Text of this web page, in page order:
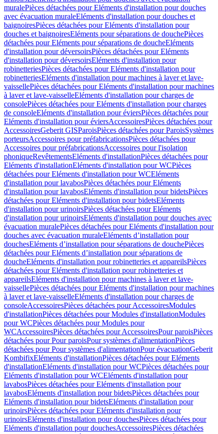
muralePièces détachées pour Eléments d'installation pour douches
avec évacuation muraleEléments d'installation pour douches et
baignoiresPièces détachées pour Eléments d'installation pour
douches et baignoiresEléments pour séparations de douchePièces
détachées pour Eléments pour séparations de doucheEléments
d'installation pour déversoirsPièces détachées pour Eléments
d'installation pour déversoirsEléments d'installation pour
robinetteriesPièces détachées pour Eléments d'installation pour
robinetteriesEléments d'installation pour machines à laver et lave-
vaissellePièces détachées pour Eléments d'installation pour machines
à laver et lave-vaisselleEléments d'installation pour charges de
consolePièces détachées pour Eléments d'installation pour charges
de consoleEléments d'installation pour éviersPièces détachées pour
Eléments d'installation pour éviersAccessoiresPièces détachées pour
AccessoiresGeberit GISParoisPièces détachées pour ParoisSystèmes
porteursAccessoires pour préfabricationsPièces détachées pour
Accessoires pour préfabricationsAccessoires pour l'isolation
phoniqueRevêtementsEléments d'installationPièces détachées pour
Eléments d'installationEléments d'installation pour WCPièces
détachées pour Eléments d'installation pour WCEléments
d'installation pour lavabosPièces détachées pour Eléments
d'installation pour lavabosEléments d'installation pour bidetsPièces
détachées pour Eléments d'installation pour bidetsEléments
d'installation pour urinoirsPièces détachées pour Eléments
d'installation pour urinoirsEléments d'installation pour douches avec
évacuation muralePièces détachées pour Eléments d'installation pour
douches avec évacuation muraleEléments d’installation pour
douchesEléments d’installation pour séparations de douchePièces
détachées pour Eléments d’installation pour séparations de
doucheEléments d'installation pour robinetteries et appareilsPièces
détachées pour Eléments d'installation pour robinetteries et
appareilsEléments d'installation pour machines à laver et lave-
vaissellePièces détachées pour Eléments d'installation pour machines
à laver et lave-vaisselleEléments d'installation pour charges de
consoleAccessoiresPièces détachées pour AccessoiresModules
d'installationPièces détachées pour Modules d'installationModules
pour WCPièces détachées pour Modules pour
WCAccessoiresPièces détachées pour AccessoiresPour paroisPièces
détachées pour Pour paroisPour systèmes d'alimentationPièces
détachées pour Pour systèmes d'alimentationPour évacuationGeberit
KombifixEléments d'installationPièces détachées pour Eléments
d'installationEléments d'installation pour WCPièces détachées pour
Eléments d'installation pour WCEléments d'installation pour
lavabosPièces détachées pour Eléments d'installation pour
lavabosEléments d'installation pour bidetsPièces détachées pour
Eléments d'installation pour bidetsEléments d'installation pour
urinoirsPièces détachées pour Eléments d'installation pour
urinoirsEléments d'installation pour douchesPièces détachées pour
Eléments d'installation pour douchesAccessoiresPièces détachées